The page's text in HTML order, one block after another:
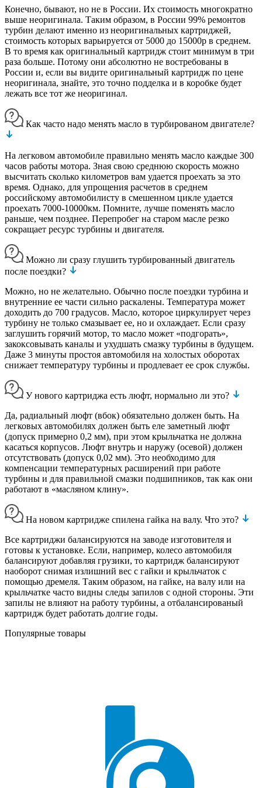
Конечно, бывают, но не в России. Их стоимость многократно
выше неоригинала. Таким образом, в России 99% ремонтов
турбин делают именно из неоригинальных картриджей,
стоимость которых варьируется от 5000 до 15000р в среднем.
В то время как оригинальный картридж стоит минимум в три
раза больше. Потому они абсолютно не востребованы в
России и, если вы видите оригинальный картридж по цене
неоригинала, знайте, это точно подделка и в коробке будет
лежать все тот же неоригинал.
Как часто надо менять масло в турбированом двигателе?
На легковом автомобиле правильно менять масло каждые 300
часов работы мотора. Зная свою среднюю скорость можно
высчитать сколько километров вам удается проехать за это
время. Однако, для упрощения расчетов в среднем
российскому автомобилисту в смешенном цикле удается
проехать 7000-10000км. Помните, лучше поменять масло
раньше, чем позднее. Перепробег на старом масле резко
сокращает ресурс турбины и двигателя.
Можно ли сразу глушить турбированный двигатель
после поездки?
Можно, но не желательно. Обычно после поездки турбина и
внутренние ее части сильно раскалены. Температура может
доходить до 700 градусов. Масло, которое циркулирует через
турбину не только смазывает ее, но и охлаждает. Если сразу
заглушить горячий мотор, то масло может «подгорать»,
закоксовывать каналы и ухудшать смазку турбины в будущем.
Даже 3 минуты простоя автомобиля на холостых оборотах
снижает температуру турбины и продлевает ее срок службы.
У нового картриджа есть люфт, нормально ли это?
Да, радиальный люфт (вбок) обязательно должен быть. На
легковых автомобилях должен быть еле заметный люфт
(допуск примерно 0,2 мм), при этом крыльчатка не должна
касаться корпусов. Люфт внутрь и наружу (осевой) должен
отсутствовать (допуск 0,02 мм). Это необходимо для
компенсации температурных расширений при работе
турбины и для правильной смазки подшипников, так как они
работают в «масляном клину».
На новом картридже спилена гайка на валу. Что это?
Все картриджи балансируются на заводе изготовителя и
готовы к установке. Если, например, колесо автомобиля
балансируют добавляя грузики, то картридж балансируют
наоборот снимая излишний вес с гайки и крыльчаток с
помощью дремеля. Таким образом, на гайке, на валу или на
крыльчатке часто видны следы запилов с одной стороны. Эти
запилы не влияют на работу турбины, а отбалансированый
картридж будет работать долгие годы.
Популярные товары